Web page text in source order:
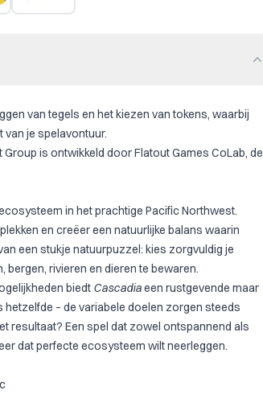
van tegels en het kiezen van tokens, waarbij
je spelavontuur.
is ontwikkeld door Flatout Games CoLab, de
in het prachtige Pacific Northwest.
en creëer een natuurlijke balans waarin
een stukje natuurpuzzel: kies zorgvuldig je
rivieren en dieren te bewaren.
biedt Cascadiaeen rustgevende maar
– de variabele doelen zorgen steeds
resultaat? Een spel dat zowel ontspannend als
dat perfecte ecosysteem wilt neerleggen.